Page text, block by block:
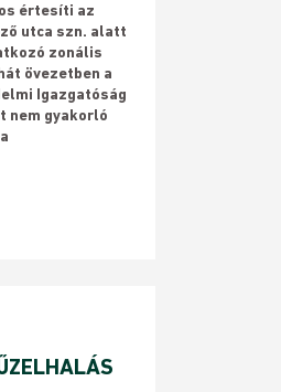
értesíti az
utca szn. alatt
zonális
övezetben a
Igazgatóság
nem gyakorló